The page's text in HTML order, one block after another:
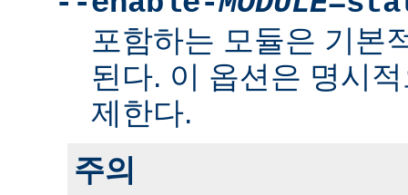
포함하는 모듈은 기본
된다. 이 옵션은 명시
제한다.
주의